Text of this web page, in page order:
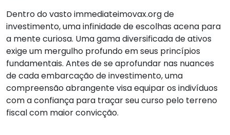
Dentro do vasto immediateimovax.org de
investimento, uma infinidade de escolhas acena para
a mente curiosa. Uma gama diversificada de ativos
exige um mergulho profundo em seus princípios
fundamentais. Antes de se aprofundar nas nuances
de cada embarcação de investimento, uma
compreensão abrangente visa equipar os indivíduos
com a confiança para traçar seu curso pelo terreno
fiscal com maior convicção.